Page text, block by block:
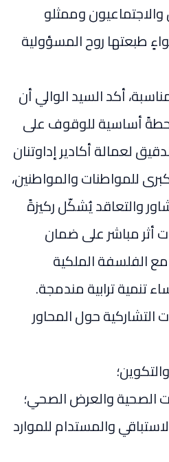
وممثلو
طبعتها روح المسؤولية
أكد السيد الوالي أن
أساسية للوقوف على
لعمالة أكادير إداوتنان
للمواطنات والمواطنين،
والتعاقد يُشكّل ركيزةً
أثر مباشر على ضمان
الفلسفة الملكية
تنمية ترابية مندمجة.
حول المحاور
الصحية والعرض الصحي؛
والمستدام للموارد